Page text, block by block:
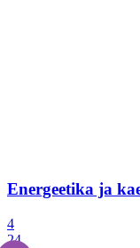
Energeetika ja
4
24